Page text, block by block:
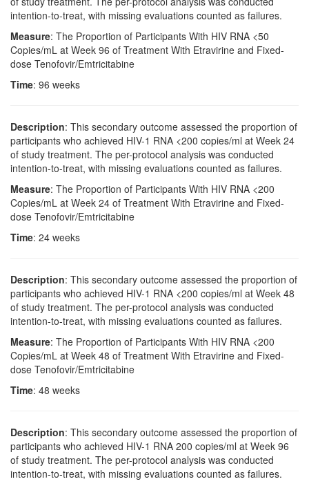
intention-to-treat, with missing evaluations counted as failures.
Measure: The Proportion of Participants With HIV RNA <50
Copies/mL at Week 96 of Treatment With Etravirine and Fixed-
dose Tenofovir/Emtricitabine
Time: 96 weeks
Description: This secondary outcome assessed the proportion of
participants who achieved HIV-1 RNA <200 copies/ml at Week 24
of study treatment. The per-protocol analysis was conducted
intention-to-treat, with missing evaluations counted as failures.
Measure: The Proportion of Participants With HIV RNA <200
Copies/mL at Week 24 of Treatment With Etravirine and Fixed-
dose Tenofovir/Emtricitabine
Time: 24 weeks
Description: This secondary outcome assessed the proportion of
participants who achieved HIV-1 RNA <200 copies/ml at Week 48
of study treatment. The per-protocol analysis was conducted
intention-to-treat, with missing evaluations counted as failures.
Measure: The Proportion of Participants With HIV RNA <200
Copies/mL at Week 48 of Treatment With Etravirine and Fixed-
dose Tenofovir/Emtricitabine
Time: 48 weeks
Description: This secondary outcome assessed the proportion of
participants who achieved HIV-1 RNA 200 copies/ml at Week 96
of study treatment. The per-protocol analysis was conducted
intention-to-treat, with missing evaluations counted as failures.